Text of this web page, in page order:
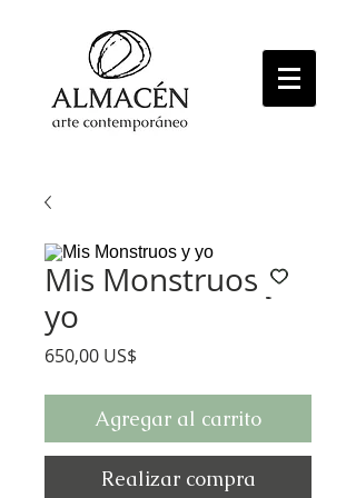
Mis Monstruos y
yo
650,00 US$
Agregar al carrito
Realizar compra